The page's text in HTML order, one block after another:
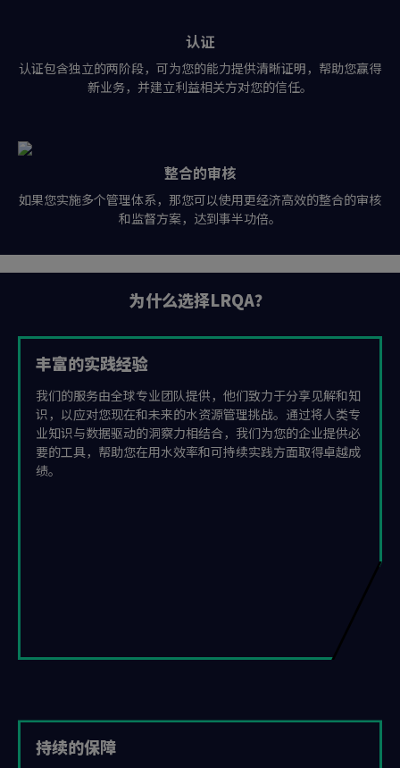
认证
认证包含独立的两阶段，可为您的能力提供清晰证明，帮助您赢得
新业务，并建立利益相关方对您的信任。
整合的审核
如果您实施多个管理体系，那您可以使用更经济高效的整合的审核
和监督方案，达到事半功倍。
为什么选择LRQA？
丰富的实践经验
我们的服务由全球专业团队提供，他们致力于分享见解和知
识，以应对您现在和未来的水资源管理挑战。通过将人类专
业知识与数据驱动的洞察力相结合，我们为您的企业提供必
要的工具，帮助您在用水效率和可持续实践方面取得卓越成
绩。
持续的保障